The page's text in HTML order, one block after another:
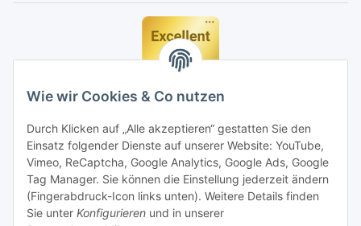
Wie wir Cookies & Co nutzen
Durch Klicken auf „Alle akzeptieren“ gestatten Sie den
Einsatz folgender Dienste auf unserer Website: YouTube,
Vimeo, ReCaptcha, Google Analytics, Google Ads, Google
Tag Manager. Sie können die Einstellung jederzeit ändern
(Fingerabdruck-Icon links unten). Weitere Details finden
Sie unter Konfigurieren und in unserer